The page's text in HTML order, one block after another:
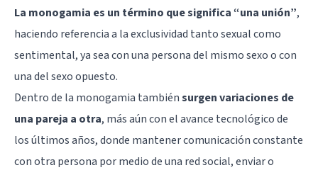
La monogamia es un término que significa “una unión”,
haciendo referencia a la exclusividad tanto sexual como
sentimental, ya sea con una persona del mismo sexo o con
una del sexo opuesto.
Dentro de la monogamia tambiénsurgen variaciones de
una pareja a otra, más aún con el avance tecnológico de
los últimos años, donde mantener comunicación constante
con otra persona por medio de una red social, enviar o